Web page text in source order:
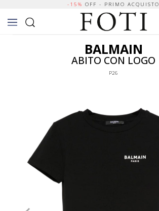
-15% OFF - PRIMO ACQUISTO
BALMAIN
ABITO CON LOGO
P26